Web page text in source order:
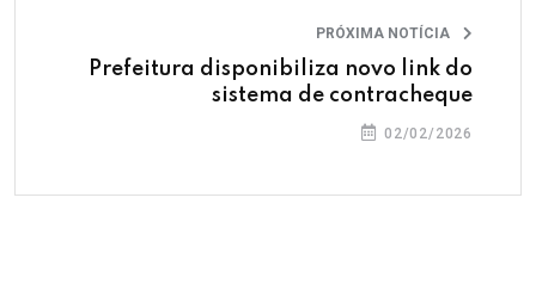
PRÓXIMA NOTÍCIA
Prefeitura disponibiliza novo link do
sistema de contracheque
02/02/2026